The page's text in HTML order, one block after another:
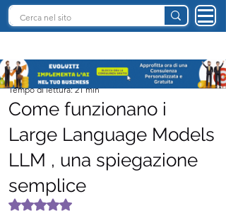
Come funzionano i
Large Language Models
LLM , una spiegazione
semplice
Andreas Stöffelbauer
Tempo di lettura: 21 min
Valutazione NaN stelle su 5.